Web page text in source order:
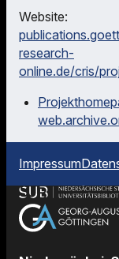
Website:
research-
online.de/cris/
Impressum